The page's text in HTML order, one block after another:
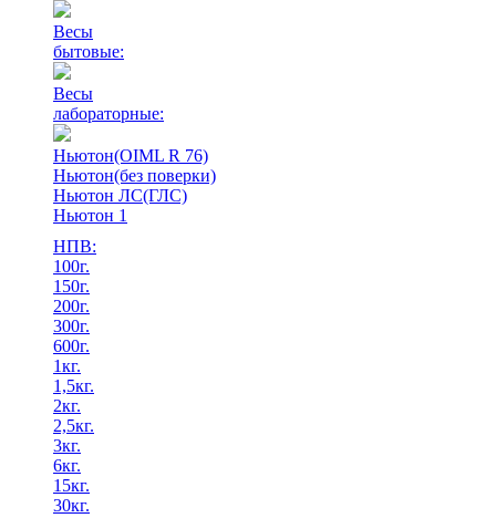
Весы
бытовые:
Весы
лабораторные:
Ньютон(OIML R 76)
Ньютон(без поверки)
Ньютон ЛС(ГЛС)
Ньютон 1
НПВ:
100г.
150г.
200г.
300г.
600г.
1кг.
1,5кг.
2кг.
2,5кг.
3кг.
6кг.
15кг.
30кг.